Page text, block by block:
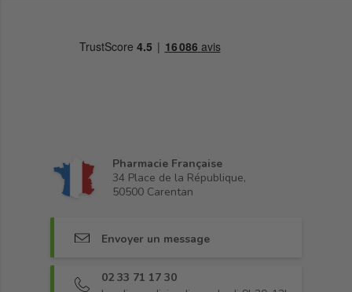
Pharmacie Française
34 Place de la République,
50500 Carentan
Envoyer un message
02 33 71 17 30